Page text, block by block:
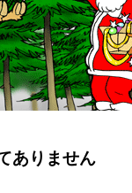
ありません